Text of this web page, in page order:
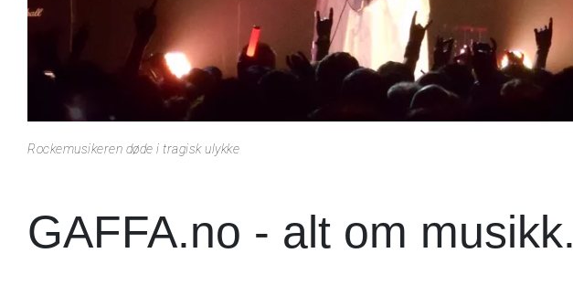
Rockemusikeren døde i tragisk ulykke
GAFFA.no - alt om musikk.